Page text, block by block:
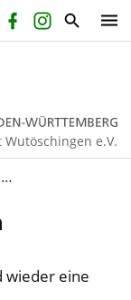
e.V.
…
wieder eine